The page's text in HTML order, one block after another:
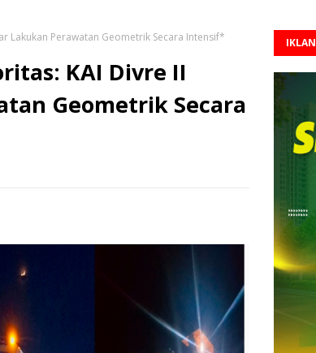
Lakukan Perawatan Geometrik Secara Intensif*
KAI Divre II
Geometrik Secara
IKLAN